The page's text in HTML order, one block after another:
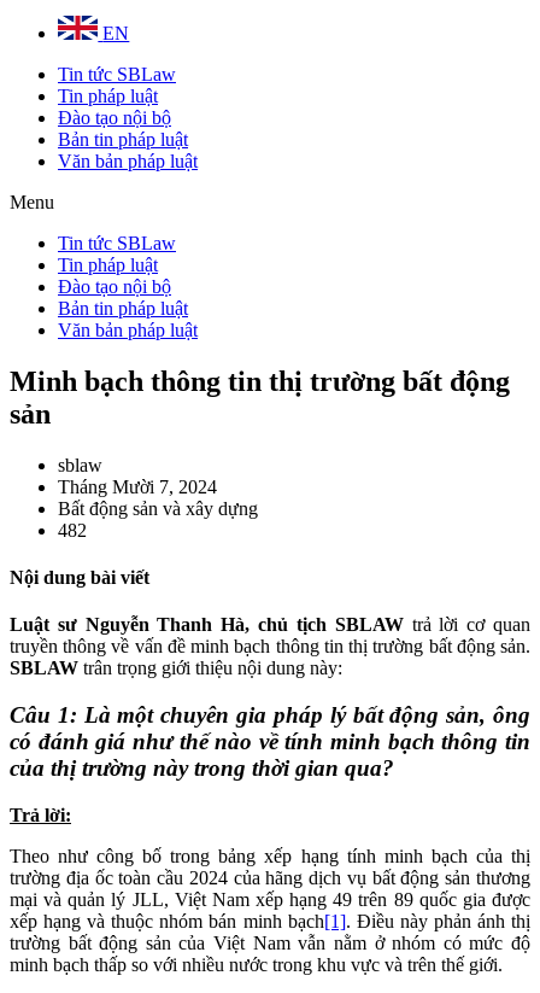
EN
Tin tức SBLaw
Tin pháp luật
Đào tạo nội bộ
Bản tin pháp luật
Văn bản pháp luật
Menu
Tin tức SBLaw
Tin pháp luật
Đào tạo nội bộ
Bản tin pháp luật
Văn bản pháp luật
Minh bạch thông tin thị trường bất động
sản
sblaw
Tháng Mười 7, 2024
Bất động sản và xây dựng
482
Nội dung bài viết
Luật sư Nguyễn Thanh Hà, chủ tịch SBLAWtrả lời cơ quan
truyền thông về vấn đề minh bạch thông tin thị trường bất động sản.
SBLAW trân trọng giới thiệu nội dung này:
Câu 1: Là một chuyên gia pháp lý bất động sản, ông
có đánh giá như thế nào về tính minh bạch thông tin
của thị trường này trong thời gian qua?
Trả lời:
Theo như công bố trong bảng xếp hạng tính minh bạch của thị
trường địa ốc toàn cầu 2024 của hãng dịch vụ bất động sản thương
mại và quản lý JLL, Việt Nam xếp hạng 49 trên 89 quốc gia được
xếp hạng và thuộc nhóm bán minh bạch[1]. Điều này phản ánh thị
trường bất động sản của Việt Nam vẫn nằm ở nhóm có mức độ
minh bạch thấp so với nhiều nước trong khu vực và trên thế giới.